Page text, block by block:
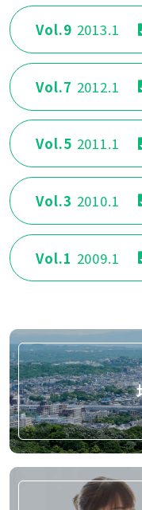
Vol.9 2013.1
Vol.7 2012.1
Vol.5 2011.1
Vol.3 2010.1
Vol.1 2009.1